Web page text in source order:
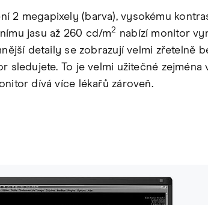
2 megapixely (barva), vysokému
jasu až 260 cd/m2 nabízí monitor
detaily se zobrazují velmi zřetelně
sledujete. To je velmi užitečné zejména
dívá více lékařů zároveň.